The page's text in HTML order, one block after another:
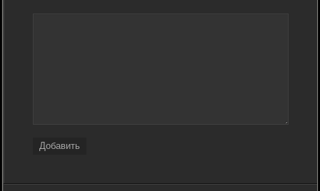
Добавить